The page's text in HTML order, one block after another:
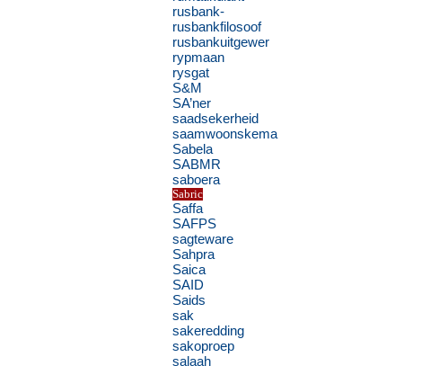
rusbank-
rusbankfilosoof
rusbankuitgewer
rypmaan
rysgat
S&M
SA’ner
saadsekerheid
saamwoonskema
Sabela
SABMR
saboera
Sabric
Saffa
SAFPS
sagteware
Sahpra
Saica
SAID
Saids
sak
sakeredding
sakoproep
salaah